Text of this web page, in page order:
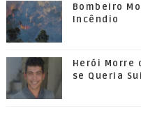
Bombeiro
Incêndio
Herói Morre
se Queria